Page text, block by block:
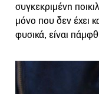
συγκεκριμένη
μόνο που δεν έχει
φυσικά, είναι